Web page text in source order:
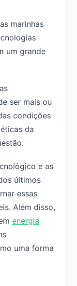
marinhas
um grande
ser mais ou
condições
da
e as
últimos
essas
Além disso,
energia
uma forma